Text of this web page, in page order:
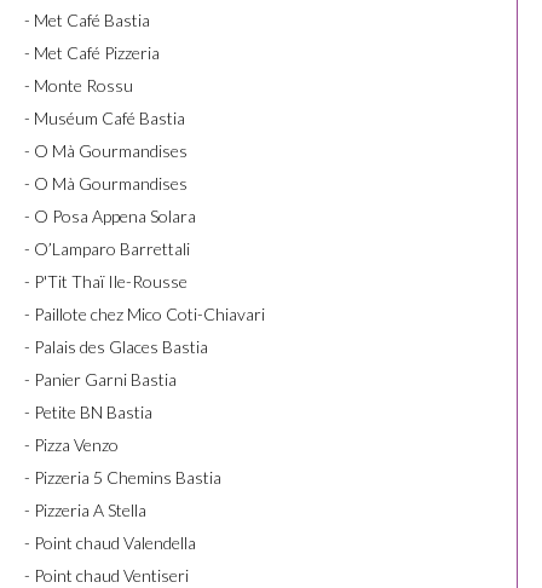
- Met Café Bastia
- Met Café Pizzeria
- Monte Rossu
- Muséum Café Bastia
- O Mà Gourmandises
- O Mà Gourmandises
- O Posa Appena Solara
- O’Lamparo Barrettali
- P'Tit Thaï Ile-Rousse
- Paillote chez Mico Coti-Chiavari
- Palais des Glaces Bastia
- Panier Garni Bastia
- Petite BN Bastia
- Pizza Venzo
- Pizzeria 5 Chemins Bastia
- Pizzeria A Stella
- Point chaud Valendella
- Point chaud Ventiseri